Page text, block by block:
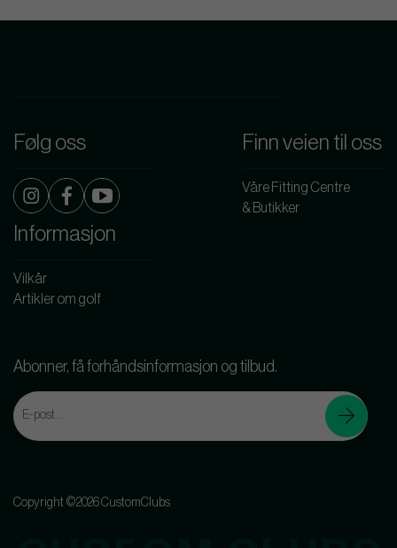
Følg oss Finn veien til oss
Våre Fitting Centre
& Butikker
Informasjon
Vilkår
Artikler om golf
Abonner, få forhåndsinformasjon og tilbud.
Copyright ©2026 CustomClubs